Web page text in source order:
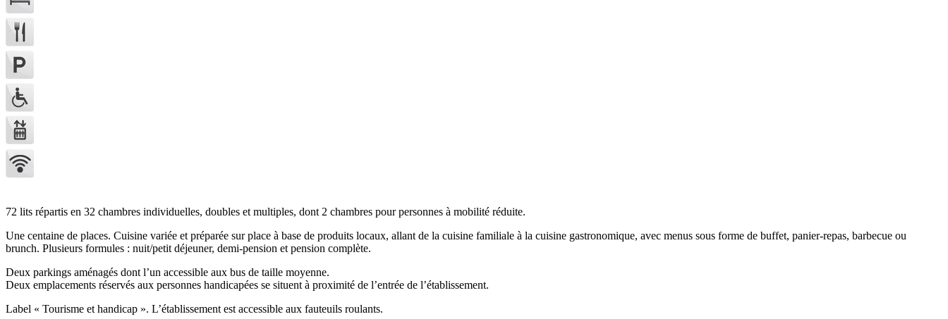
72 lits répartis en 32 chambres individuelles, doubles et multiples, dont 2 chambres pour personnes à mobilité réduite.
Une centaine de places. Cuisine variée et préparée sur place à base de produits locaux, allant de la cuisine familiale à la cuisine gastronomique, avec menus sous forme de buffet, panier-repas, barbecue ou
brunch. Plusieurs formules : nuit/petit déjeuner, demi-pension et pension complète.
Deux parkings aménagés dont l’un accessible aux bus de taille moyenne.
Deux emplacements réservés aux personnes handicapées se situent à proximité de l’entrée de l’établissement.
Label « Tourisme et handicap ». L’établissement est accessible aux fauteuils roulants.